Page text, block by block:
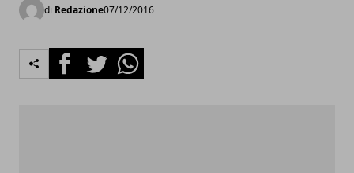
di Redazione07/12/2016
FacebookTwitterWhatsapp